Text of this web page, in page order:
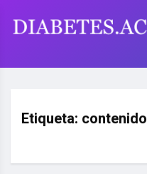
Etiqueta: contenido